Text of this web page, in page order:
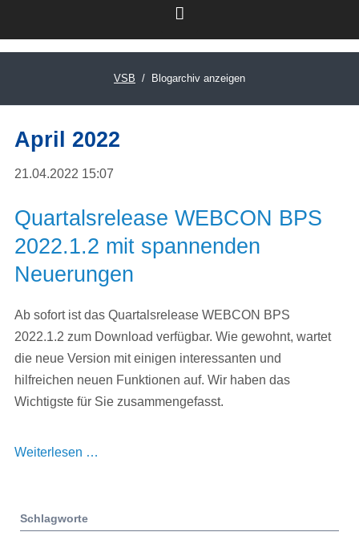
LinkedIn
VSB Blogarchiv anzeigen
April 2022
21.04.2022 15:07
Quartalsrelease WEBCON BPS
2022.1.2 mit spannenden
Neuerungen
Ab sofort ist das Quartalsrelease WEBCON BPS
2022.1.2 zum Download verfügbar. Wie gewohnt, wartet
die neue Version mit einigen interessanten und
hilfreichen neuen Funktionen auf. Wir haben das
Wichtigste für Sie zusammengefasst.
Weiterlesen …
Schlagworte